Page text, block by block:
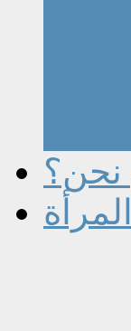
المرأة